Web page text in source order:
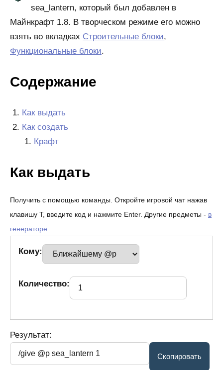
sea_lantern, который был добавлен в
Майнкрафт 1.8. В творческом режиме его можно
взять во вкладках Строительные блоки,
Функциональные блоки.
Содержание
Как выдать
Как создать
Крафт
Как выдать
Получить с помощью команды. Откройте игровой чат нажав
клавишу T, введите код и нажмите Enter. Другие предметы - в
генераторе.
Кому:
Количество:
Результат: